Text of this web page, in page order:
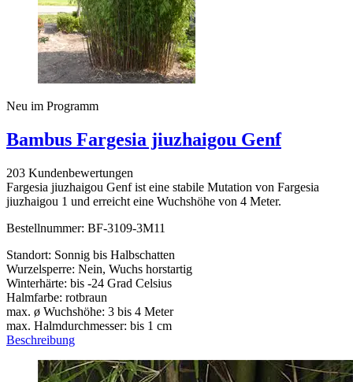
Neu im Programm
Bambus Fargesia jiuzhaigou Genf
203 Kundenbewertungen
Fargesia jiuzhaigou Genf ist eine stabile Mutation von Fargesia
jiuzhaigou 1 und erreicht eine Wuchshöhe von 4 Meter.
Bestellnummer: BF-3109-3M11
Standort: Sonnig bis Halbschatten
Wurzelsperre: Nein, Wuchs horstartig
Winterhärte: bis -24 Grad Celsius
Halmfarbe: rotbraun
max. ø Wuchshöhe: 3 bis 4 Meter
max. Halmdurchmesser: bis 1 cm
Beschreibung